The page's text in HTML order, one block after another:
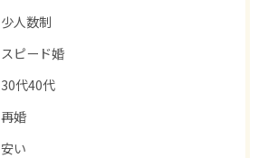
少人数制
スピード婚
30代40代
再婚
安い